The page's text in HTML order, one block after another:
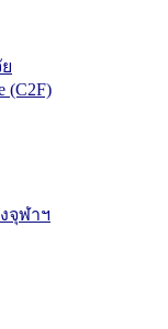
(C2F)
จุฬาฯ